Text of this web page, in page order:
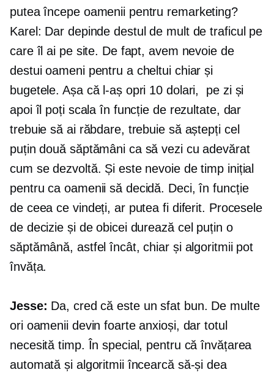
putea începe oamenii pentru remarketing?
Karel: Dar depinde destul de mult de traficul pe
care îl ai pe site. De fapt, avem nevoie de
destui oameni pentru a cheltui chiar și
bugetele. Așa că l-aș opri 10 dolari,
pe zi și
apoi îl poți scala în funcție de rezultate, dar
trebuie să ai răbdare, trebuie să aștepți cel
puțin două săptămâni ca să vezi cu adevărat
cum se dezvoltă. Și este nevoie de timp inițial
pentru ca oamenii să decidă. Deci, în funcție
de ceea ce vindeți, ar putea fi diferit. Procesele
de decizie și de obicei durează cel puțin o
săptămână, astfel încât, chiar și algoritmii pot
învăța.
Jesse: Da, cred că este un sfat bun. De multe
ori oamenii devin foarte anxioși, dar totul
necesită timp. În special, pentru că învățarea
automată și algoritmii încearcă să-și dea